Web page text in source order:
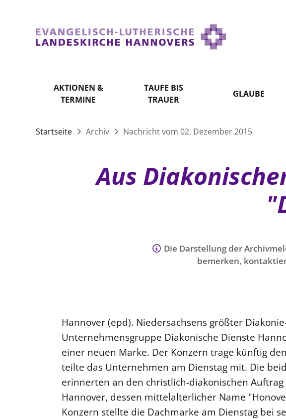
AKTIONEN &
TERMINE
TAUFE BIS
TRAUER
GLAUBE
Startseite Archiv Nachricht vom 02. Dezember 2015
Aus
Die Darstellung der
bemerken,
Hannover (epd). Niedersachsens größter
Unternehmensgruppe Diakonische Dienste
einer neuen Marke. Der Konzern trage künftig
teilte das Unternehmen am Dienstag mit. Die
erinnerten an den christlich-diakonischen
Hannover, dessen mittelalterlicher Name
Konzern stellte die Dachmarke am Dienstag bei